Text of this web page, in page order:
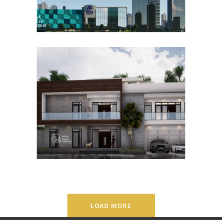
Desain Rumah Bapak Ali di
Lippo Karawaci
DESAIN RUMAH TERBAIK
LOAD MORE